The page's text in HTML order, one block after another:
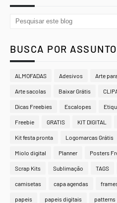
BUSCA POR ASSUNTO
ALMOFADAS Adesivos Arte
Arte sacolas Baixar Grátis
Dicas Freebies Escalopes
Freebie GRATIS KIT DIGITAL
Kit festa pronta Logomarcas Grátis
Miolo digital Planner Posters
Scrap Kits Sublimação TAGS
camisetas capa agendas
papeis papeis digitais patterns